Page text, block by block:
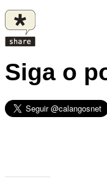
Siga o